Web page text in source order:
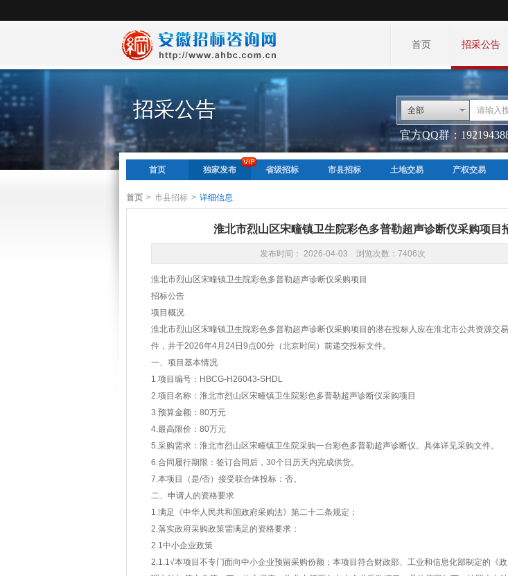
首页 招采公告
招采公告 全部
官方QQ群：
首页 独家发布 省级招标 市县招标 土地交易 产权交易
首页 > 市县招标 > 详细信息
淮北市烈山区宋疃镇卫生院彩色多普勒超声诊断仪采购项目
发布时间： 2026-04-03 浏览次数：7406次
淮北市烈山区宋疃镇卫生院彩色多普勒超声诊断仪采购项目
招标公告
项目概况
淮北市烈山区宋疃镇卫生院彩色多普勒超声诊断仪采购项目的潜在投标人应在淮北市公共资源交
件，并于2026年4月24日9点00分（北京时间）前递交投标文件。
一、项目基本情况
1.项目编号：HBCG-H26043-SHDL
2.项目名称：淮北市烈山区宋疃镇卫生院彩色多普勒超声诊断仪采购项目
3.预算金额：80万元
4.最高限价：80万元
5.采购需求：淮北市烈山区宋疃镇卫生院采购一台彩色多普勒超声诊断仪。具体详见采购文件。
6.合同履行期限：签订合同后，30个日历天内完成供货。
7.本项目（是/否）接受联合体投标：否。
二、申请人的资格要求
1.满足《中华人民共和国政府采购法》第二十二条规定；
2.落实政府采购政策需满足的资格要求：
2.1中小企业政策
2.1.1√本项目不专门面向中小企业预留采购份额；本项目符合财政部、工业和信息化部制定的《